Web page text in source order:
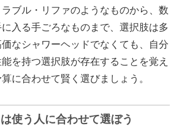
ブル・リファのようなものから、数
入る手ごろなものまで、選択肢は多
なシャワーヘッドでなくても、自分
を持つ選択肢が存在することを覚え
に合わせて賢く選びましょう。
使う人に合わせて選ぼう